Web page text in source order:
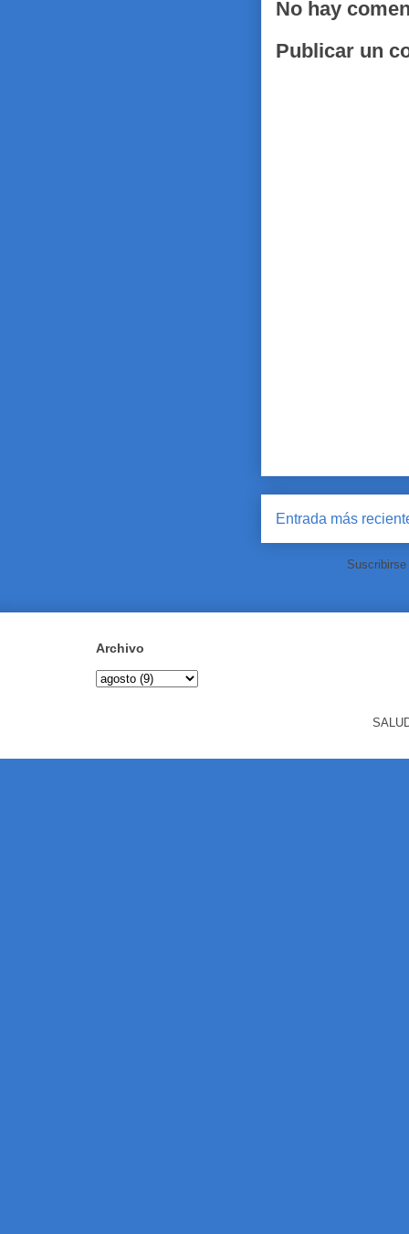
No hay
Publicar un
Entrada más
Archivo